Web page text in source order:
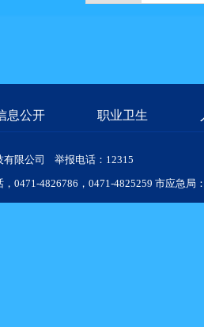
息公开 职业卫生
有限公司 举报电话：12315
0471-4826786，0471-4825259 市应急局